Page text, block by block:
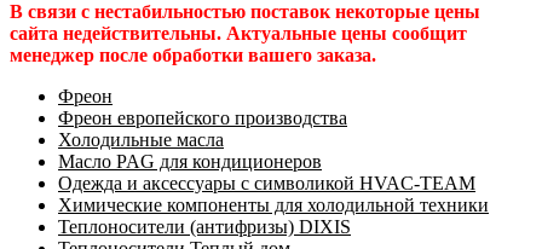
В связи с нестабильностью поставок некоторые цены
сайта недействительны. Актуальные цены сообщит
менеджер после обработки вашего заказа.
Фреон
Фреон европейского производства
Холодильные масла
Масло PAG для кондиционеров
Одежда и аксессуары с символикой HVAC-TEAM
Химические компоненты для холодильной техники
Теплоносители (антифризы) DIXIS